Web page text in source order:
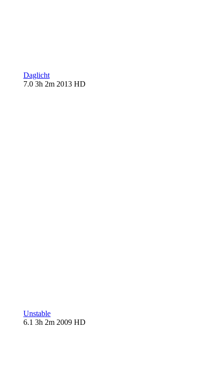
Daglicht
7.0 3h 2m 2013 HD
Unstable
6.1 3h 2m 2009 HD